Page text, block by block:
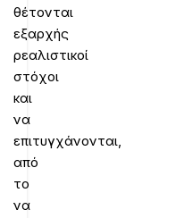
θέτονται
εξαρχής
ρεαλιστικοί
στόχοι
και
να
επιτυγχάνονται,
από
το
να